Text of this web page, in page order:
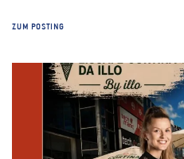
ZUM POSTING